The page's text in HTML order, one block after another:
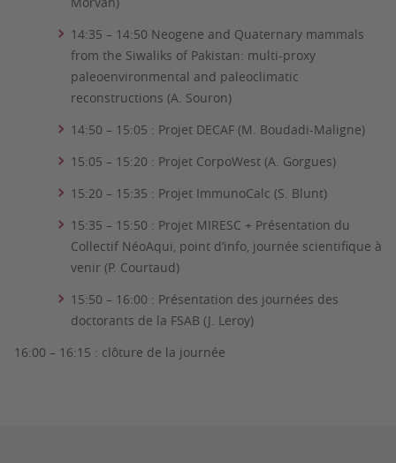
14:35 – 14:50 Neogene and Quaternary mammals
from the Siwaliks of Pakistan: multi-proxy
paleoenvironmental and paleoclimatic
reconstructions (A. Souron)
14:50 – 15:05 : Projet DECAF (M. Boudadi-Maligne)
15:05 – 15:20 : Projet CorpoWest (A. Gorgues)
15:20 – 15:35 : Projet ImmunoCalc (S. Blunt)
15:35 – 15:50 : Projet MIRESC + Présentation du
Collectif NéoAqui, point d’info, journée scientifique à
venir (P. Courtaud)
15:50 – 16:00 : Présentation des journées des
doctorants de la FSAB (J. Leroy)
16:00 – 16:15 : clôture de la journée